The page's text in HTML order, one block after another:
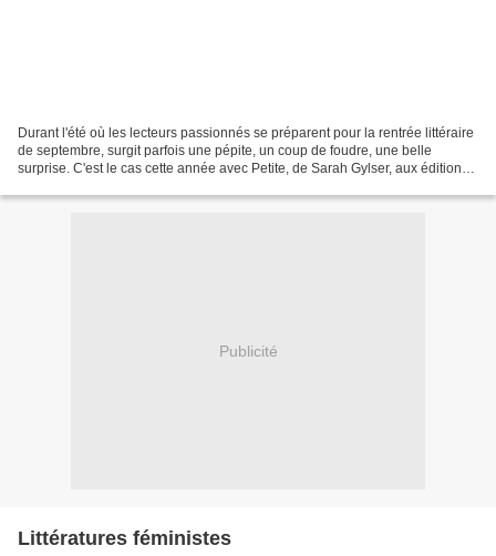
Durant l'été où les lecteurs passionnés se préparent pour la rentrée littéraire
de septembre, surgit parfois une pépite, un coup de foudre, une belle
surprise. C'est le cas cette année avec Petite, de Sarah Gylser, aux éditions
Publicité
Littératures féministes